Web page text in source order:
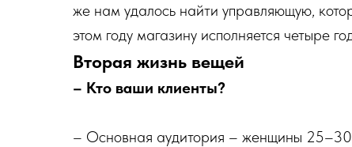
же нам удалось найти управляющую,
этом году магазину исполняется четыре
Вторая жизнь вещей
– Кто ваши клиенты?
– Основная аудитория – женщины 25–30